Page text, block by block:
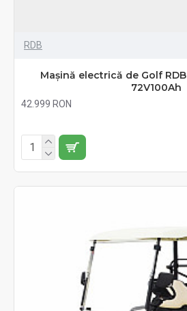
RDB
Mașină electrică de Golf
72V100Ah
42.999 RON